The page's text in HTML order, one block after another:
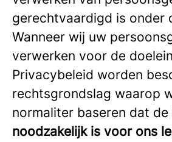
gerechtvaardigd is onder
Wanneer wij uw
verwerken voor de
Privacybeleid worden
rechtsgrondslag waarop
normaliter baseren dat de
noodzakelijk is voor ons